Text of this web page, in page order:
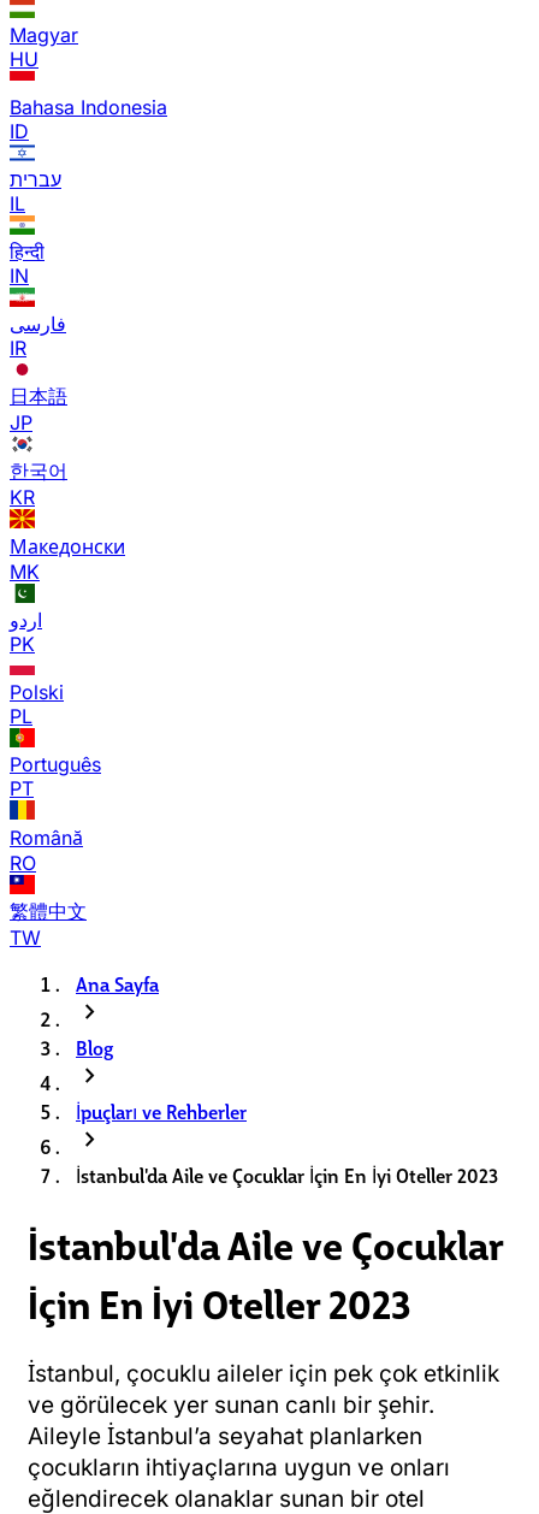
Magyar
HU
Bahasa Indonesia
ID
עברית
IL
हिन्दी
IN
فارسی
IR
日本語
JP
한국어
KR
Македонски
MK
اردو
PK
Polski
PL
Português
PT
Română
RO
繁體中文
TW
Ana Sayfa
chevron_right
Blog
chevron_right
İpuçları ve Rehberler
chevron_right
İstanbul'da Aile ve Çocuklar İçin En İyi Oteller 2023
İstanbul'da Aile ve Çocuklar
İçin En İyi Oteller 2023
İstanbul, çocuklu aileler için pek çok etkinlik
ve görülecek yer sunan canlı bir şehir.
Aileyle İstanbul’a seyahat planlarken
çocukların ihtiyaçlarına uygun ve onları
eğlendirecek olanaklar sunan bir otel